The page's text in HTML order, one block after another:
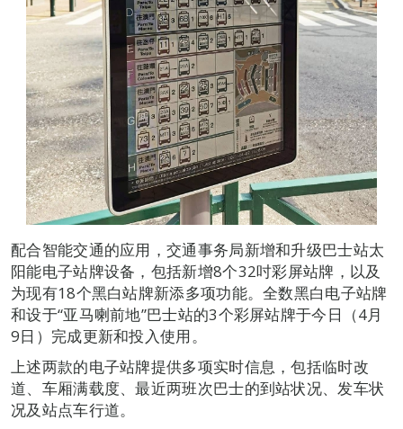
配合智能交通的应用，交通事务局新增和升级巴士站太
阳能电子站牌设备，包括新增8个32吋彩屏站牌，以及
为现有18个黑白站牌新添多项功能。全数黑白电子站牌
和设于“亚马喇前地”巴士站的3个彩屏站牌于今日（4月
9日）完成更新和投入使用。
上述两款的电子站牌提供多项实时信息，包括临时改
道、车厢满载度、最近两班次巴士的到站状况、发车状
况及站点车行道。